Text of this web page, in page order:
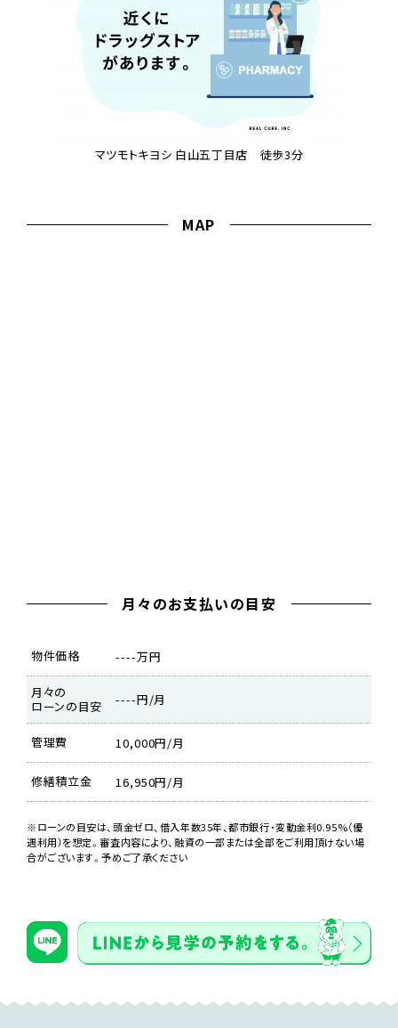
室内窓やライティングレールなど他のリノベ物件より少しデザイ
ンのこだわりました！
リビングには床暖房も入っています。
マツモトキヨシ 白山五丁目店 徒歩3分
MAP
月々のお支払いの目安
物件価格 ----万円
月々の
ローンの目安
----円/月
管理費 10,000円/月
修繕積立金 16,950円/月
※ローンの目安は、頭金ゼロ、借入年数35年、都市銀行・変動金利0.95%（優
遇利用）を想定。審査内容により、融資の一部または全部をご利用頂けない場
合がございます。予めご了承ください